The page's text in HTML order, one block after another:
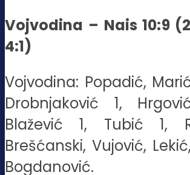
Vojvodina – Nais 10:9
4:1)
Vojvodina: Popadić,
Drobnjaković 1,
Blažević 1, Tubić 1,
Brešćanski, Vujović,
Bogdanović.